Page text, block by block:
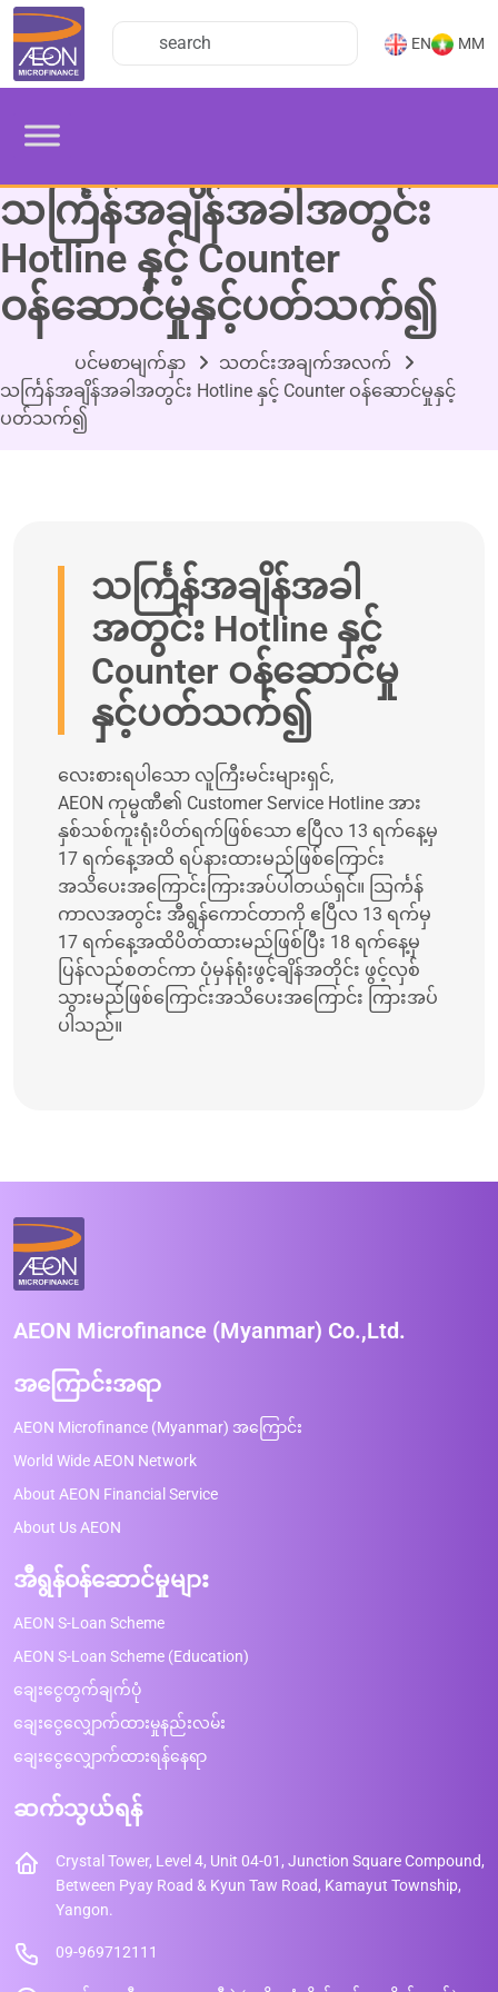
EN MM
သင်္ကြန်အချိန်အခါအတွင်း
Hotline နှင့် Counter
ဝန်ဆောင်မှုနှင့်ပတ်သက်၍
ပင်မစာမျက်နှာ
သတင်းအချက်အလက်
သင်္ကြန်အချိန်အခါအတွင်း Hotline နှင့် Counter ဝန်ဆောင်မှုနှင့်
ပတ်သက်၍
သင်္ကြန်အချိန်အခါ
အတွင်း Hotline နှင့်
Counter ဝန်ဆောင်မှု
နှင့်ပတ်သက်၍
လေးစားရပါသော လူကြီးမင်းများရှင်,
AEON ကုမ္မဏီ၏ Customer Service Hotline အား
နှစ်သစ်ကူးရုံးပိတ်ရက်ဖြစ်သော ဧပြီလ 13 ရက်နေ့မှ
17 ရက်နေ့အထိ ရပ်နားထားမည်ဖြစ်ကြောင်း
အသိပေးအကြောင်းကြားအပ်ပါတယ်ရှင်။ သြင်္ကန်
ကာလအတွင်း အီရွန်ကောင်တာကို ဧပြီလ 13 ရက်မှ
17 ရက်နေ့အထိပိတ်ထားမည်ဖြစ်ပြီး 18 ရက်နေ့မှ
ပြန်လည်စတင်ကာ ပုံမှန်ရုံးဖွင့်ချိန်အတိုင်း ဖွင့်လှစ်
သွားမည်ဖြစ်ကြောင်းအသိပေးအကြောင်း ကြားအပ်
ပါသည်။
AEON Microfinance (Myanmar) Co.,Ltd.
အကြောင်းအရာ
AEON Microfinance (Myanmar) အကြောင်း
World Wide AEON Network
About AEON Financial Service
About Us AEON
အီရွန်ဝန်ဆောင်မှုများ
AEON S-Loan Scheme
AEON S-Loan Scheme (Education)
ချေးငွေတွက်ချက်ပုံ
ချေးငွေလျှောက်ထားမှုနည်းလမ်း
ချေးငွေလျှောက်ထားရန်နေရာ
ဆက်သွယ်ရန်
Crystal Tower, Level 4, Unit 04-01, Junction Square Compound,
Between Pyay Road & Kyun Taw Road, Kamayut Township,
Yangon.
09-969712111